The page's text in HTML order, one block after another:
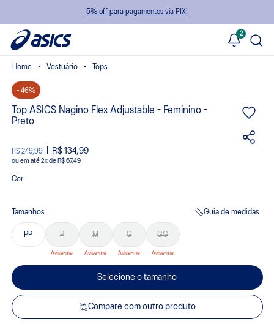
5% off para pagamentos via PIX!
2
Vestuário Tops
- 46%
Top ASICS Nagino Flex Adjustable - Feminino -
Preto
R$ 249,99 R$ 134,99
ou 2xde R$ 67,49
Cor:
Tamanhos Guia de medidas
PP P M G GG
Selecione o tamanho
Compare com outro produto